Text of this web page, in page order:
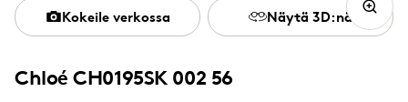
Chloé CH0195SK 002 56
Kokeile verkossa Näytä 3D:nä